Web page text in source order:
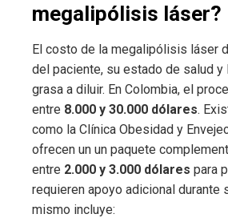
megalipólisis láser?
El costo de la megalipólisis láser
del paciente, su estado de salud y
grasa a diluir. En Colombia, el
entre 8.000 y 30.000 dólares.
como la Clínica Obesidad y
ofrecen un un paquete
entre 2.000 y 3.000 dólares para
requieren apoyo adicional durante
mismo incluye: